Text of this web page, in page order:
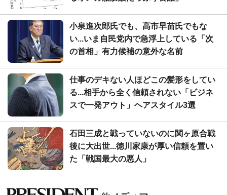
小泉進次郎氏でも、高市早苗氏でもな
い...いま自民党内で急浮上している「次
の首相」有力候補の意外な名前
仕事のデキない人ほどこの髪形をしてい
る...相手から全く信頼されない「ビジネ
スで一発アウト」ヘアスタイル3選
石田三成と戦っていないのに関ヶ原合戦
後に大出世...徳川家康が厚い信頼を置い
た「戦国最大の悪人」